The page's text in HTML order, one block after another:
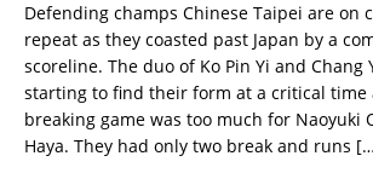
Defending champs Chinese Taipei are on
repeat as they coasted past Japan by a
scoreline. The duo of Ko Pin Yi and Chang
starting to find their form at a critical
breaking game was too much for Naoyuki
Haya. They had only two break and runs